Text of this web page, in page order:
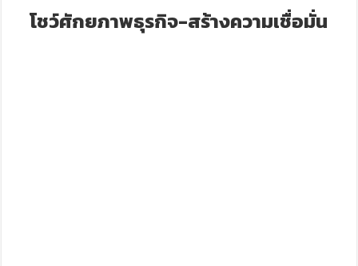
k
โชว์ศักยภาพธุรกิจ-สร้างความเชื่อมั่น